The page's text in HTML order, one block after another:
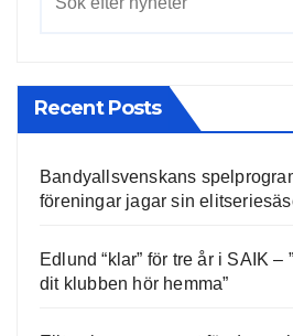
Recent Posts
Bandyallsvenskans
föreningar jagar sin
Edlund “klar” för tre år i SAIK –
dit klubben hör hemma”